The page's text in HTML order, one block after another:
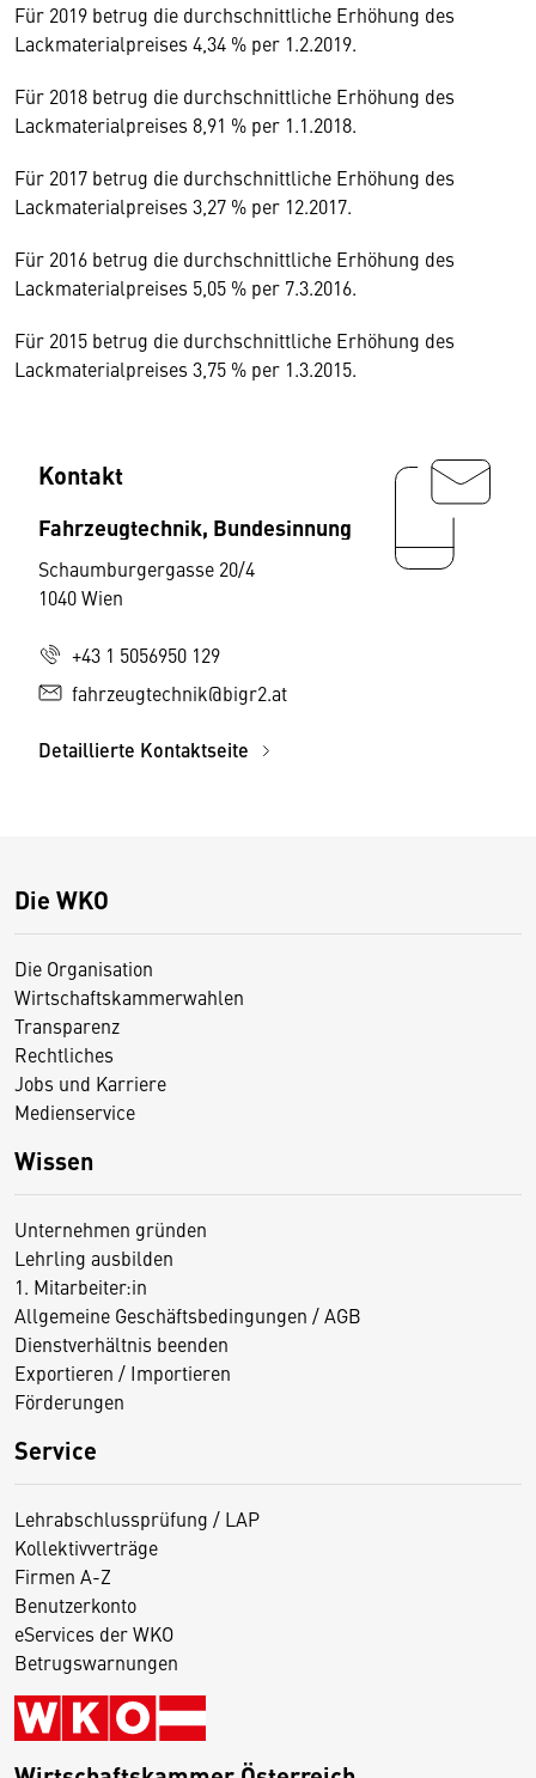
Für 2019 betrug die durchschnittliche Erhöhung des
Lackmaterialpreises 4,34 % per 1.2.2019.
Für 2018 betrug die durchschnittliche Erhöhung des
Lackmaterialpreises 8,91 % per 1.1.2018.
Für 2017 betrug die durchschnittliche Erhöhung des
Lackmaterialpreises 3,27 % per 12.2017.
Für 2016 betrug die durchschnittliche Erhöhung des
Lackmaterialpreises 5,05 % per 7.3.2016.
Für 2015 betrug die durchschnittliche Erhöhung des
Lackmaterialpreises 3,75 % per 1.3.2015.
Kontakt
Fahrzeugtechnik, Bundesinnung
Schaumburgergasse 20/4
1040 Wien
+43 1 5056950 129
fahrzeugtechnik@bigr2.at
Detaillierte Kontaktseite
Die WKO
Die Organisation
Wirtschaftskammerwahlen
Transparenz
Rechtliches
Jobs und Karriere
Medienservice
Wissen
Unternehmen gründen
Lehrling ausbilden
1. Mitarbeiter:in
Allgemeine Geschäftsbedingungen / AGB
Dienstverhältnis beenden
Exportieren / Importieren
Förderungen
Service
Lehrabschlussprüfung / LAP
Kollektivverträge
Firmen A-Z
Benutzerkonto
eServices der WKO
Betrugswarnungen